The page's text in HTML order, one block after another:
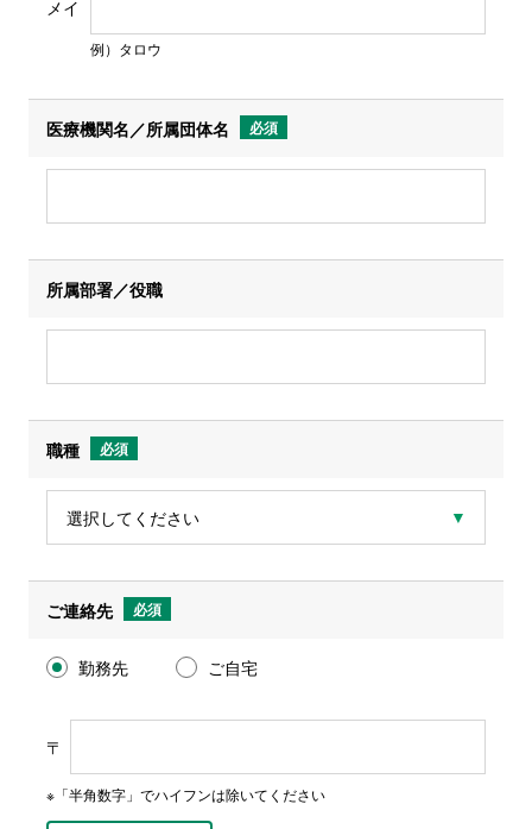
メイ
例）タロウ
医療機関名／所属団体名 必須
所属部署／役職
職種 必須
ご連絡先 必須
勤務先 ご自宅
〒
※「半角数字」でハイフンは除いてください